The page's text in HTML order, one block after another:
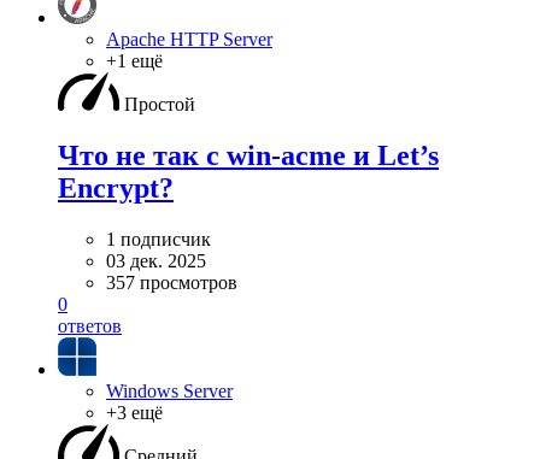
Apache HTTP Server
+1 ещё
Простой
Что не так с win-acme и Let’s
Encrypt?
1 подписчик
03 дек. 2025
357 просмотров
0
ответов
Windows Server
+3 ещё